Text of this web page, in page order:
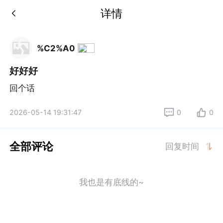
详情
%C2%A0
好好好
回个话
2026-05-14 19:31:47 0 0
全部评论 回复时间
我也是有底线的~